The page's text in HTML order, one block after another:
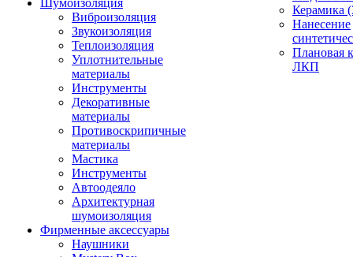
Шумоизоляция
Виброизоляция
Звукоизоляция
Теплоизоляция
Уплотнительные
материалы
Инструменты
Декоративные
материалы
Противоскрипичные
материалы
Мастика
Инструменты
Автоодеяло
Архитектурная
шумоизоляция
Фирменные аксессуары
Наушники
Керамика
Нанесение
Плановая
ЛКП